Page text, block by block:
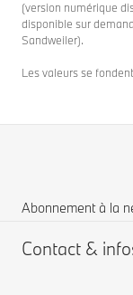
(version numérique
disponible sur
Sandweiler).
Les valeurs se
Abonnement à la
Contact &